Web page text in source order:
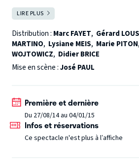
Leurs amis qui sont des gens
sont un petit peu embêtés. C'est donc
commune et très banale, mais tout
est intelligents... Ou pas.
LIRE PLUS
Distribution : Marc FAYET, Gérard
MARTINO, Lysiane MEIS, Marie PITON,
WOJTOWICZ, Didier BRICE
Mise en scène :José PAUL
Première et dernière
Du 27/08/14 au 04/01/15
Infos et réservations
Ce spectacle n'est plus à l’affiche